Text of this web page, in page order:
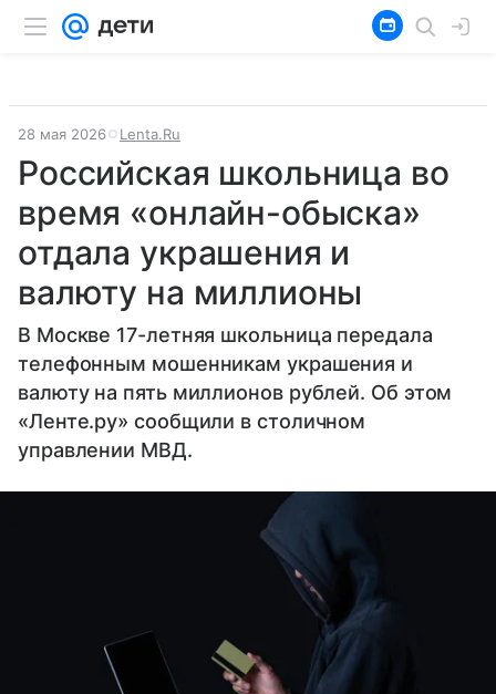
28 мая 2026 Lenta.Ru
Российская школьница во
время «онлайн-обыска»
отдала украшения и
валюту на миллионы
В Москве 17-летняя школьница передала
телефонным мошенникам украшения и
валюту на пять миллионов рублей. Об этом
«Ленте.ру» сообщили в столичном
управлении МВД.